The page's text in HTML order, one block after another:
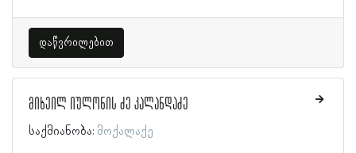
დაწვრილებით
მიხეილ იულონის ძე კალანდაძე
საქმიანობა: მოქალაქე